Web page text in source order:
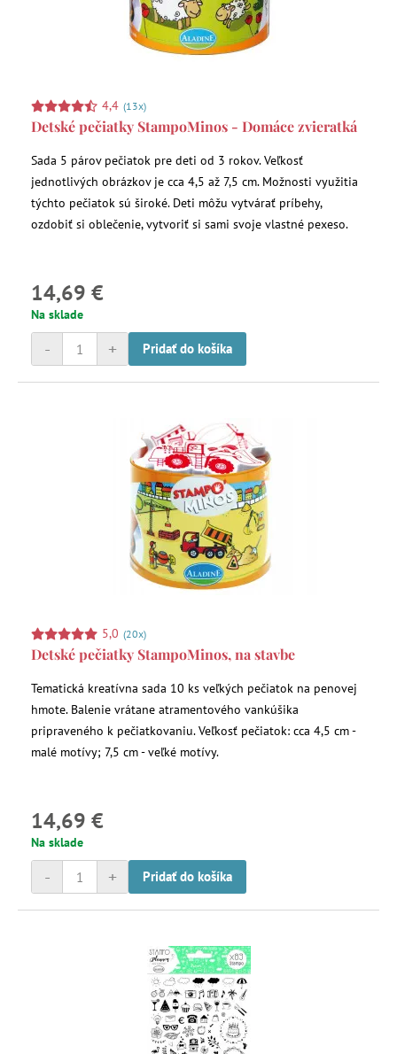
4,4 (13x)
Detské pečiatky StampoMinos - Domáce zvieratká
Sada 5 párov pečiatok pre deti od 3 rokov. Veľkosť
jednotlivých obrázkov je cca 4,5 až 7,5 cm. Možnosti využitia
týchto pečiatok sú široké. Deti môžu vytvárať príbehy,
ozdobiť si oblečenie, vytvoriť si sami svoje vlastné pexeso.
14,69 €
Na sklade
+
- Pridať do košíka
5,0 (20x)
Detské pečiatky StampoMinos, na stavbe
Tematická kreatívna sada 10 ks veľkých pečiatok na penovej
hmote. Balenie vrátane atramentového vankúšika
pripraveného k pečiatkovaniu. Veľkosť pečiatok: cca 4,5 cm -
malé motívy; 7,5 cm - veľké motívy.
14,69 €
Na sklade
+
- Pridať do košíka